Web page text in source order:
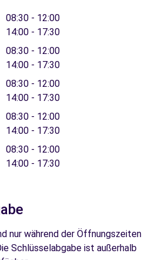
08:30 - 12:00
14:00 - 17:30
08:30 - 12:00
14:00 - 17:30
08:30 - 12:00
14:00 - 17:30
08:30 - 12:00
14:00 - 17:30
08:30 - 12:00
14:00 - 17:30
nur während der Öffnungszeiten
Schlüsselabgabe ist außerhalb